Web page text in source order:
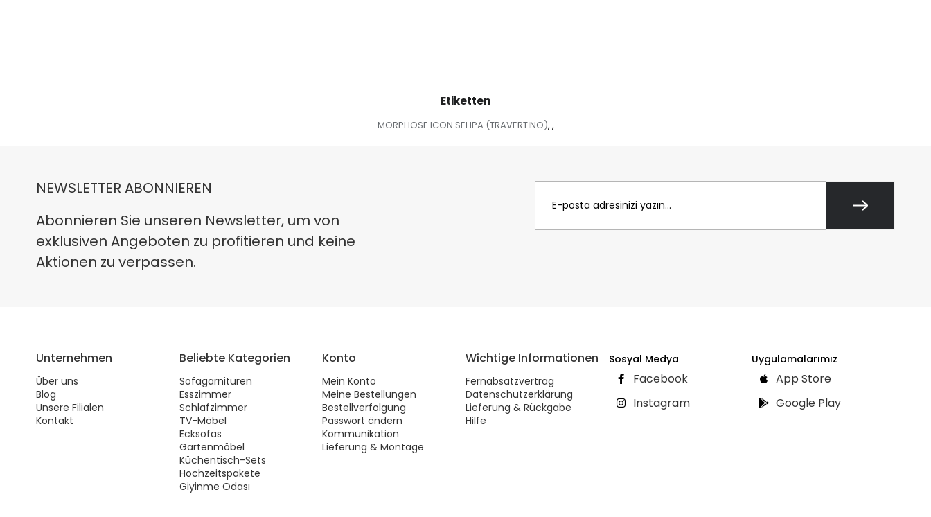
Etiketten
MORPHOSE ICON SEHPA (TRAVERTİNO), ,
NEWSLETTER ABONNIEREN
Abonnieren Sie unseren Newsletter, um von
exklusiven Angeboten zu profitieren und keine
Aktionen zu verpassen.
Unternehmen
Über uns
Blog
Unsere Filialen
Kontakt
Beliebte Kategorien
Sofagarnituren
Esszimmer
Schlafzimmer
TV-Möbel
Ecksofas
Gartenmöbel
Küchentisch-Sets
Hochzeitspakete
Giyinme Odası
Konto
Mein Konto
Meine Bestellungen
Bestellverfolgung
Passwort ändern
Kommunikation
Lieferung & Montage
Wichtige Informationen
Fernabsatzvertrag
Datenschutzerklärung
Lieferung & Rückgabe
Hilfe
Sosyal Medya
Facebook
Instagram
Uygulamalarımız
App Store
Google Play